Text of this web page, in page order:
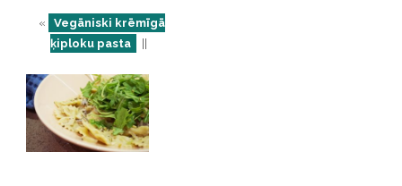
«
Vegāniski krēmīgā
ķiploku pasta